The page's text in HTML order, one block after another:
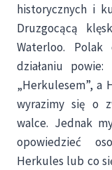
historycznych i
Druzgocącą
Waterloo.
działaniu powie:
„Herkulesem”, a
wyrazimy się o
walce. Jednak
opowiedzieć
Herkules lub co